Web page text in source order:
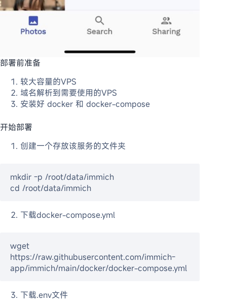
部署前准备
较大容量的VPS
域名解析到需要使用的VPS
安装好 docker 和 docker-compose
开始部署
创建一个存放该服务的文件夹
mkdir -p /root/data/immich
cd /root/data/immich
下载docker-compose.yml
wget
https://raw.githubusercontent.com/immich-
app/immich/main/docker/docker-compose.yml
下载.env文件